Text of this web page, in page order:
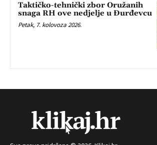
Taktičko-tehnički zbor Oružanih
snaga RH ove nedjelje u Đurđevcu
Petak, 7. kolovoza 2026.